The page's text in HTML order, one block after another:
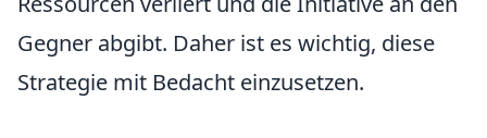
Gegner abgibt. Daher ist es wichtig, diese
Strategie mit Bedacht einzusetzen.